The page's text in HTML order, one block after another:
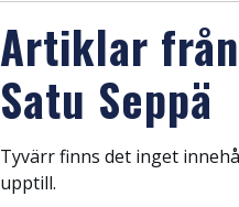
Artiklar
Satu Seppä
Tyvärr finns det inget
upptill.